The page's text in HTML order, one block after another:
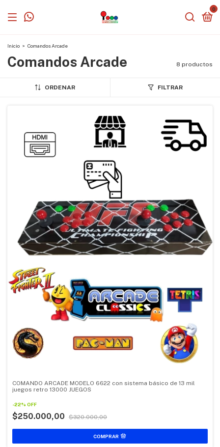
0
Inicio > Comandos Arcade
Comandos Arcade 8 productos
ORDENAR FILTRAR
COMANDO ARCADE MODELO 6622 con sistema básico de 13 mil
juegos retro 13000 JUEGOS
-22% OFF
$250.000,00 $320.000,00